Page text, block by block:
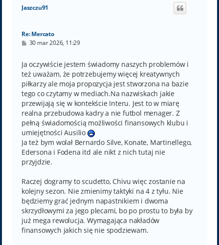
Jaszczu91
Re: Mercato
P
t
30 mar 2026, 11:29
Ja oczywiście jestem świadomy naszych problemów i
też uważam, że potrzebujemy więcej kreatywnych
piłkarzy ale moja propozycja jest stworzona na bazie
tego co czytamy w mediach.Na nazwiskach jakie
przewijają się w kontekście Interu. Jest to w miarę
realna przebudowa kadry a nie futbol menager. Z
pełną świadomością możliwości finansowych klubu i
umiejętności Ausilio
Ja też bym wolał Bernardo Silve, Konate, Martinellego,
Edersona i Fodena itd ale nikt z nich tutaj nie
przyjdzie.
Raczej dogramy to scudetto, Chivu więc zostanie na
kolejny sezon. Nie zmienimy taktyki na 4 z tyłu. Nie
będziemy grać jednym napastnikiem i dwoma
skrzydłowymi za jego plecami, bo po prostu to była by
już mega rewolucja. Wymagająca nakładów
finansowych jakich się nie spodziewam.